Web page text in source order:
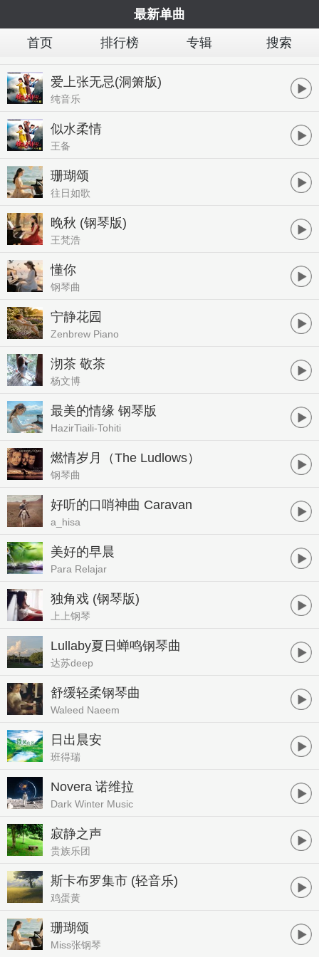
最新单曲
首页
排行榜 专辑 搜索
爱上张无忌(洞箫版)
纯音乐
似水柔情
王备
珊瑚颂
往日如歌
晚秋 (钢琴版)
王梵浩
懂你
钢琴曲
宁静花园
Zenbrew Piano
沏茶 敬茶
杨文博
最美的情缘 钢琴版
HazirTiaili-Tohiti
燃情岁月（The Ludlows）
钢琴曲
好听的口哨神曲 Caravan
a_hisa
美好的早晨
Para Relajar
独角戏 (钢琴版)
上上钢琴
Lullaby夏日蝉鸣钢琴曲
达苏deep
舒缓轻柔钢琴曲
Waleed Naeem
日出晨安
班得瑞
Novera 诺维拉
Dark Winter Music
寂静之声
贵族乐团
斯卡布罗集市 (轻音乐)
鸡蛋黄
珊瑚颂
Miss张钢琴